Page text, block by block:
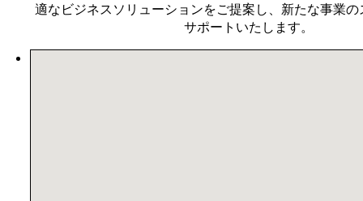
適なビジネスソリューションをご提案し、新たな事業
サポートいたします。